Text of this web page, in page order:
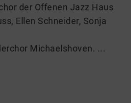
der Offenen Jazz Haus
Ellen Schneider, Sonja
Michaelshoven. ...